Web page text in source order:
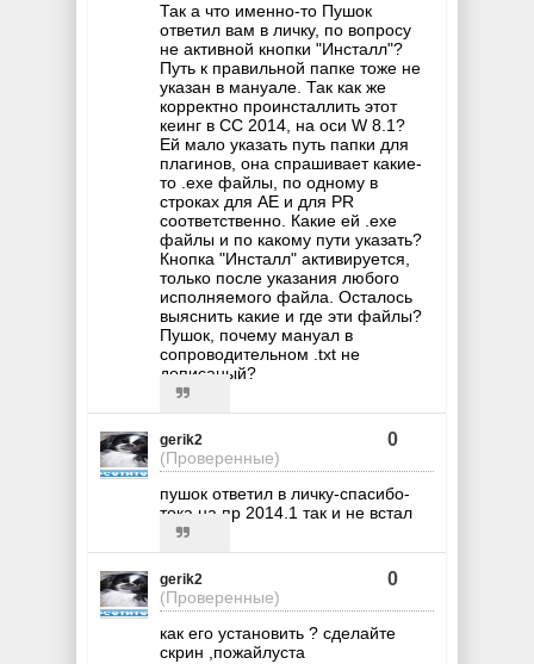
Так а что именно-то Пушок
ответил вам в личку, по вопросу
не активной кнопки "Инсталл"?
Путь к правильной папке тоже не
указан в мануале. Так как же
корректно проинсталлить этот
кеинг в СС 2014, на оси W 8.1?
Ей мало указать путь папки для
плагинов, она спрашивает какие-
то .exe файлы, по одному в
строках для AE и для PR
соответственно. Какие ей .exe
файлы и по какому пути указать?
Кнопка "Инсталл" активируется,
только после указания любого
исполняемого файла. Осталось
выяснить какие и где эти файлы?
Пушок, почему мануал в
сопроводительном .txt не
дописаный?
gerik2
(Проверенные)
0
пушок ответил в личку-спасибо-
тока на пр 2014.1 так и не встал
gerik2
(Проверенные)
0
как его установить ? сделайте
скрин ,пожайлуста